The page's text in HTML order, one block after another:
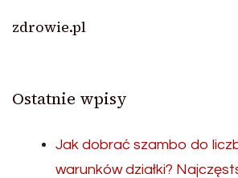
zdrowie.pl
Ostatnie wpisy
Jak dobrać szambo do
warunków działki?